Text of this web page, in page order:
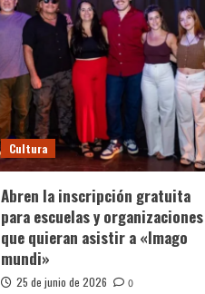
Cultura
Abren la inscripción gratuita
para escuelas y organizaciones
que quieran asistir a «Imago
mundi»
25 de junio de 2026
0